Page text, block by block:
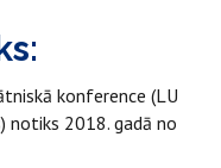
konference (LU
notiks 2018. gadā no